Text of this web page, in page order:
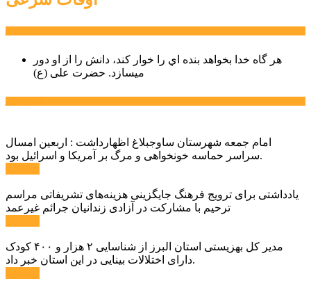
هر گاه خدا بخواهد بنده اي را خوار كند، دانش را از او دور
میسازد. حضرت علی (ع)
امام جمعه شهرستان ساوجبلاغ اظهارداشت : اربعین امسال
سراسر حماسه خونخواهی و مرگ بر آمریکا و اسرائیل بود.
یادداشتی برای ترویج فرهنگ جایگزینی هزینه‌های تشریفاتی مراسم
ترحیم با مشارکت در آزادی زندانیان جرائم غیرعمد
مدیر کل بهزیستی استان البرز از شناسایی ۲ هزار و ۴۰۰ کودک
دارای اختلالات بینایی در این استان خبر داد.